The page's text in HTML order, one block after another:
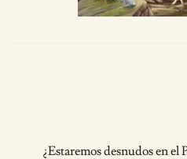
¿Estaremos desnudos en el